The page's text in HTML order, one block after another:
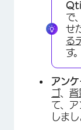
で
せ
る
す。
アンケ
ゴ、 背
て、
しまし